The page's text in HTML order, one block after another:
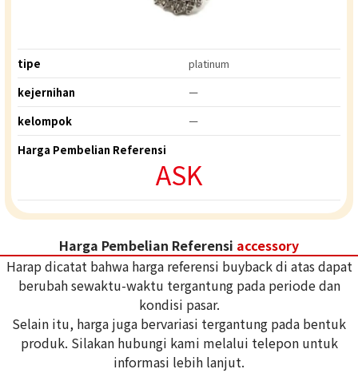
tipe
platinum
kejernihan
ー
kelompok
ー
Harga Pembelian Referensi
ASK
Harga Pembelian Referensi accessory
Harap dicatat bahwa harga referensi buyback di atas dapat
berubah sewaktu-waktu tergantung pada periode dan
kondisi pasar.
Selain itu, harga juga bervariasi tergantung pada bentuk
produk. Silakan hubungi kami melalui telepon untuk
informasi lebih lanjut.